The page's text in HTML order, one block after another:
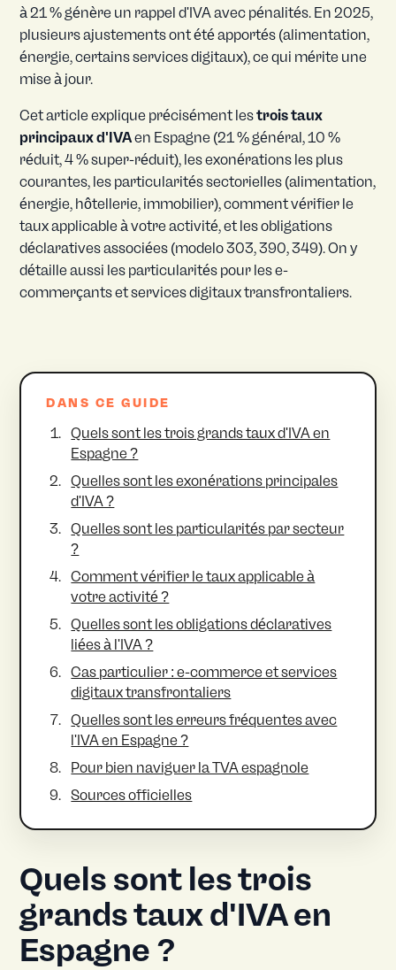
à 21 % génère un rappel d'IVA avec pénalités. En 2025,
plusieurs ajustements ont été apportés (alimentation,
énergie, certains services digitaux), ce qui mérite une
mise à jour.
Cet article explique précisément lestrois taux
principaux d'IVAen Espagne (21 % général, 10 %
réduit, 4 % super-réduit), les exonérations les plus
courantes, les particularités sectorielles (alimentation,
énergie, hôtellerie, immobilier), comment vérifier le
taux applicable à votre activité, et les obligations
déclaratives associées (modelo 303, 390, 349). On y
détaille aussi les particularités pour les e-
commerçants et services digitaux transfrontaliers.
DANS CE GUIDE
Quels sont les trois grands taux d'IVA en
Espagne ?
Quelles sont les exonérations principales
d'IVA ?
Quelles sont les particularités par secteur
?
Comment vérifier le taux applicable à
votre activité ?
Quelles sont les obligations déclaratives
liées à l'IVA ?
Cas particulier : e-commerce et services
digitaux transfrontaliers
Quelles sont les erreurs fréquentes avec
l'IVA en Espagne ?
Pour bien naviguer la TVA espagnole
Sources officielles
Quels sont les trois
grands taux d'IVA en
Espagne ?